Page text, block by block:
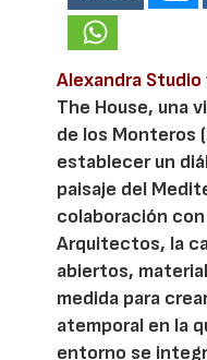
Alexandra Studio
The House, una
de los Monteros
establecer un
paisaje del
colaboración
Arquitectos, la
abiertos,
medida para
atemporal en la
entorno se